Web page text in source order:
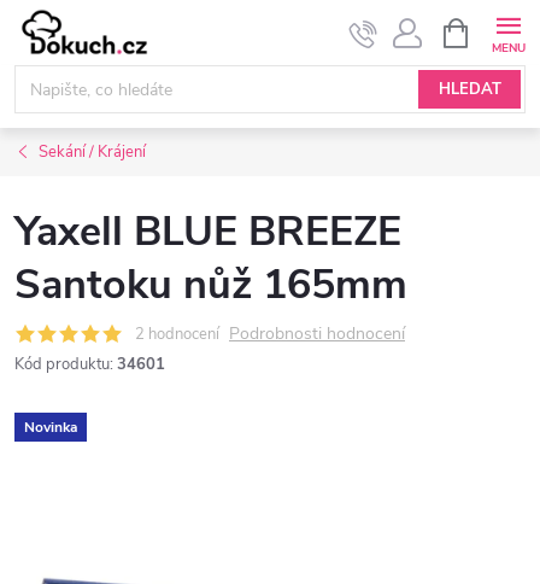
Přejít
obsah
HLEDAT
NÁKUPNÍ
KOŠÍK
Sekání / Krájení
Yaxell BLUE BREEZE
Santoku nůž 165mm
2 hodnocení Podrobnosti hodnocení
Kód produktu: 34601
Novinka